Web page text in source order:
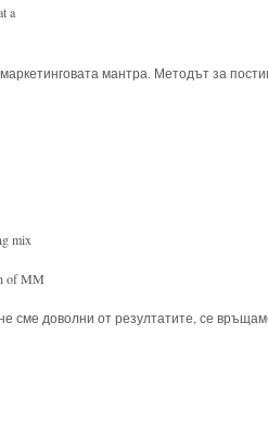
a
мантра. Методът за
mix
of MM
сме доволни от резултатите, се